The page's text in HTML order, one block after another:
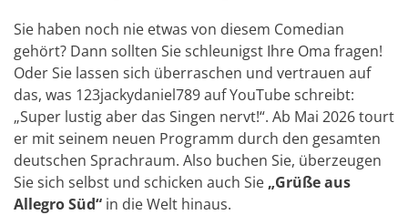
Sie haben noch nie etwas von diesem Comedian
gehört? Dann sollten Sie schleunigst Ihre Oma fragen!
Oder Sie lassen sich überraschen und vertrauen auf
das, was 123jackydaniel789 auf YouTube schreibt:
„Super lustig aber das Singen nervt!“. Ab Mai 2026 tourt
er mit seinem neuen Programm durch den gesamten
deutschen Sprachraum. Also buchen Sie, überzeugen
Sie sich selbst und schicken auch Sie „Grüße aus
Allegro Süd“ in die Welt hinaus.